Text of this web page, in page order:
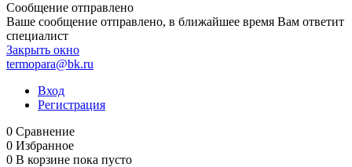
Сообщение отправлено
Ваше сообщение отправлено, в ближайшее время Вам ответит
специалист
Закрыть окно
termopara@bk.ru
Вход
Регистрация
0 Сравнение
0 Избранное
0 В корзине пока пусто